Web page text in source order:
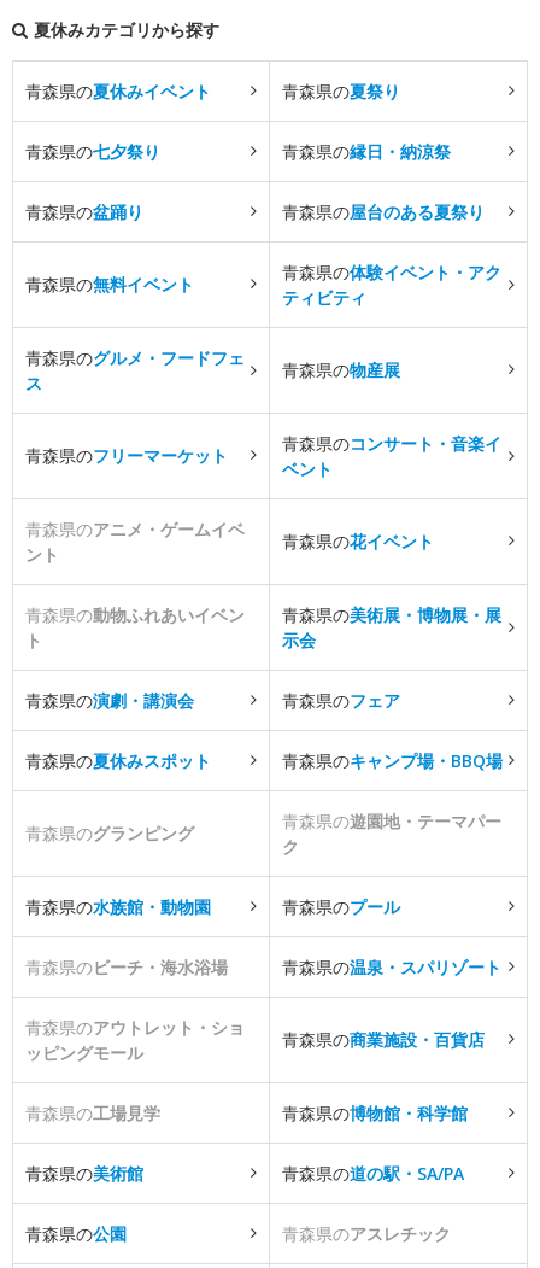
夏休みカテゴリから探す
青森県の夏休みイベント 青森県の夏祭り
青森県の七夕祭り 青森県の縁日・納涼祭
青森県の盆踊り 青森県の屋台のある夏祭り
青森県の無料イベント
青森県の体験イベント・アク
ティビティ
青森県のグルメ・フードフェ
ス
青森県の物産展
青森県のフリーマーケット
青森県のコンサート・音楽イ
ベント
青森県のアニメ・ゲームイベ
ント
青森県の花イベント
青森県の動物ふれあいイベン
ト
青森県の美術展・博物展・展
示会
青森県の演劇・講演会 青森県のフェア
青森県の夏休みスポット 青森県のキャンプ場・BBQ場
青森県のグランピング
青森県の遊園地・テーマパー
ク
青森県の水族館・動物園 青森県のプール
青森県のビーチ・海水浴場 青森県の温泉・スパリゾート
青森県のアウトレット・ショ
ッピングモール
青森県の商業施設・百貨店
青森県の工場見学 青森県の博物館・科学館
青森県の美術館 青森県の道の駅・SA/PA
青森県の公園 青森県のアスレチック